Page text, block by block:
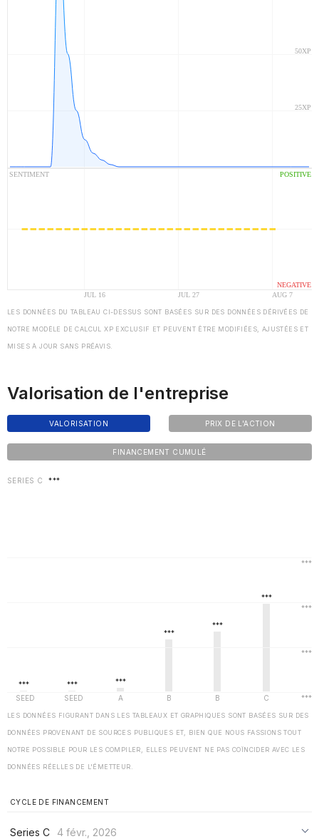
LES DONNÉES DU TABLEAU CI-DESSUS SONT BASÉES SUR DES DONNÉES DÉRIVÉES DE
NOTRE MODÈLE DE CALCUL XP EXCLUSIF ET PEUVENT ÊTRE MODIFIÉES, AJUSTÉES ET
MISES À JOUR SANS PRÉAVIS.
Valorisation de l'entreprise
VALORISATION PRIX DE L'ACTION
FINANCEMENT CUMULÉ
SERIES C ***
LES DONNÉES FIGURANT DANS LES TABLEAUX ET GRAPHIQUES SONT BASÉES SUR DES
DONNÉES PROVENANT DE SOURCES PUBLIQUES ET, BIEN QUE NOUS FASSIONS TOUT
NOTRE POSSIBLE POUR LES COMPILER, ELLES PEUVENT NE PAS COÏNCIDER AVEC LES
DONNÉES RÉELLES DE L'ÉMETTEUR.
CYCLE DE FINANCEMENT
Series C 4 févr., 2026